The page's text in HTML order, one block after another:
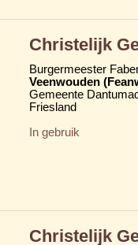
Christelijk
Burgermeester
Veenwouden
Gemeente
Friesland
In gebruik
Christelijk